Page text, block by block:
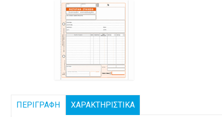
ΠΕΡΙΓΡΑΦΗ ΧΑΡΑΚΤΗΡΙΣΤΙΚΑ